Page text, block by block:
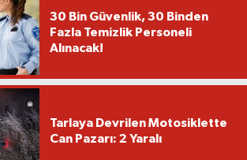
30 Bin Güvenlik, 30 Binden
Fazla Temizlik Personeli
Alınacak!
Tarlaya Devrilen Motosiklette
Can Pazarı: 2 Yaralı